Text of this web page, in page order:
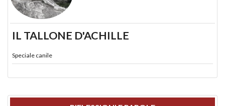
IL TALLONE D'ACHILLE
Speciale canile